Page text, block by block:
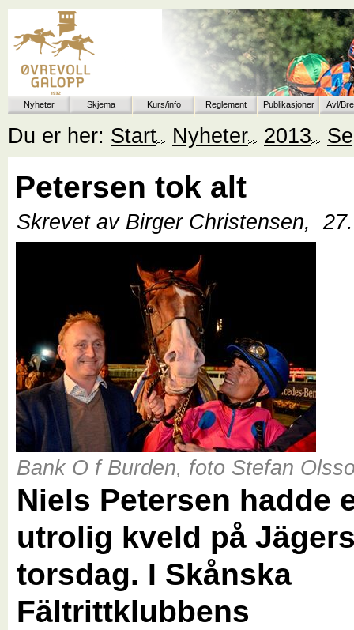
Nyheter Skjema Kurs/info Reglement Publikasjoner Avl/
Du er her: Start Nyheter 2013
Petersen tok alt
Skrevet av Birger Christensen,
Bank O f Burden, foto Stefan
Niels Petersen hadde
utrolig kveld på
torsdag. I Skånska
Fältrittklubbens